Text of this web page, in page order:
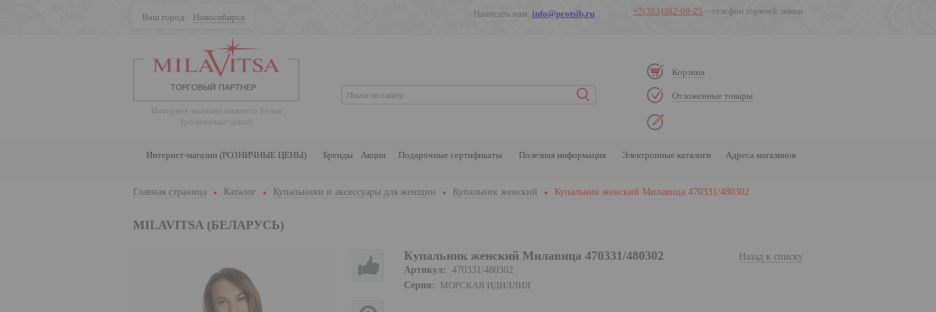
+7(383)362-08-25 – телефон горячей линии
Написать нам: info@protsib.ru
Ваш город: Новосибирск
Корзина
Отложенные товары
Интернет-магазин нижнего белья
(розничные цены)
Интернет-магазин (РОЗНИЧНЫЕ ЦЕНЫ) Бренды Акции Подарочные сертификаты Полезная информация Электронные каталоги Адреса магазинов
Главная страница Каталог Купальники и аксессуары для женщин Купальник женский Купальник женский Милавица 470331/480302
MILAVITSA (БЕЛАРУСЬ)
Назад к списку
Купальник женский Милавица 470331/480302
Артикул:
470331/480302
Серия:
МОРСКАЯ ИДИЛЛИЯ